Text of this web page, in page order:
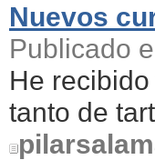
Nuevos
Publicado
He
tanto de